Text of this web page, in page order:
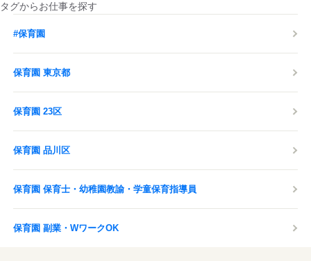
タグからお仕事を探す
#保育園
保育園 東京都
保育園 23区
保育園 品川区
保育園 保育士・幼稚園教諭・学童保育指導員
保育園 副業・WワークOK